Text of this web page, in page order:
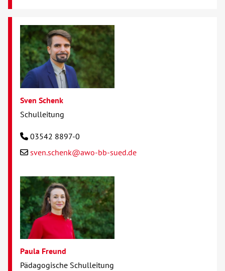
Sven Schenk
Schulleitung
03542 8897-0
sven.schenk@awo-bb-sued.de
Paula Freund
Pädagogische Schulleitung